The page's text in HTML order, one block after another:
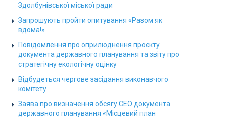
Здолбунівської міської ради
Запрошують пройти опитування «Разом як
вдома!»
Повідомлення про оприлюднення проєкту
документа державного планування та звіту про
стратегічну екологічну оцінку
Відбудеться чергове засідання виконавчого
комітету
Заява про визначення обсягу СЕО документа
державного планування «Місцевий план